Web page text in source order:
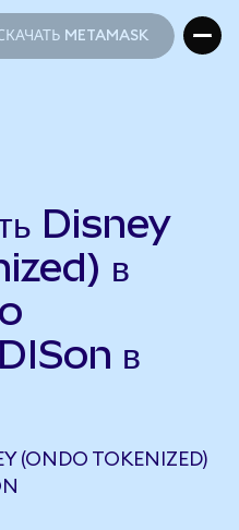
METAMASK
Disney
в
в
(ONDO TOKENIZED)